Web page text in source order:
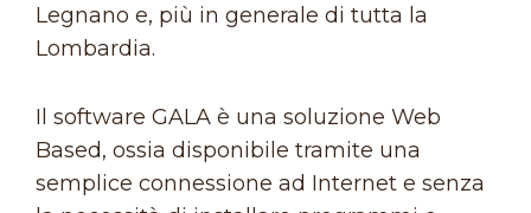
Legnano e, più in generale di tutta la
Lombardia.
Il software GALA è una soluzione Web
Based, ossia disponibile tramite una
semplice connessione ad Internet e senza